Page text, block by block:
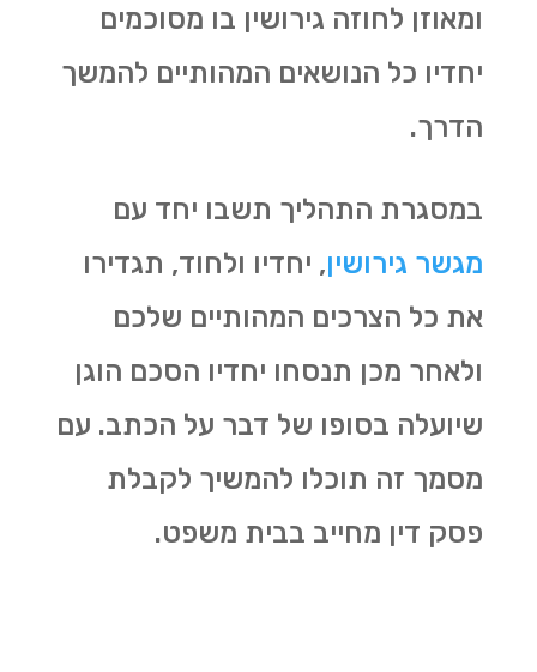
ומאוזן לחוזה גירושין בו מסוכמים
יחדיו כל הנושאים המהותיים להמשך
הדרך.
במסגרת התהליך תשבו יחד עם
מגשר גירושין, יחדיו ולחוד, תגדירו
את כל הצרכים המהותיים שלכם
ולאחר מכן תנסחו יחדיו הסכם הוגן
שיועלה בסופו של דבר על הכתב. עם
מסמך זה תוכלו להמשיך לקבלת
פסק דין מחייב בבית משפט.